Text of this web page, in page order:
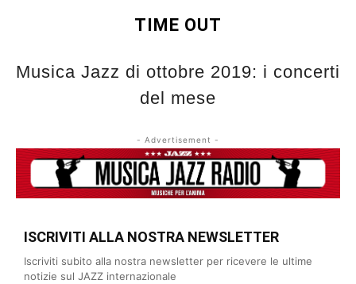
TIME OUT
Musica Jazz di ottobre 2019: i concerti
del mese
- Advertisement -
ISCRIVITI ALLA NOSTRA NEWSLETTER
Iscriviti subito alla nostra newsletter per ricevere le ultime
notizie sul JAZZ internazionale